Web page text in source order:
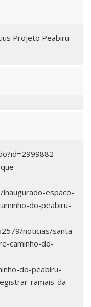
Projeto Peabiru
espaco-
do-peabiru-
noticias/santa-
caminho-do-
do-peabiru-
ramais-da-